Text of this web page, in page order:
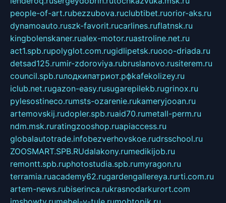
people-of-art.rubezzubova.ruclubtibet.ruorior-aks.ru
dynamoauto.ruszk-favorit.rucarlines.ruflatnsk.ru
kingbolenskaner.rualex-motor.ruastroline.net.ru
act1.spb.rupolyglot.com.rugidlipetsk.ruooo-driada.ru
detsad125.rumir-zdoroviya.rubruslanovo.rusiterem.ru
council.spb.ruлодкипатриот.рфkafekolizey.ru
iclub.net.rugazon-easy.rusugarepilekb.rugrinox.ru
pylesostineco.rumsts-ozarenie.rukameryjooan.ru
artemovskij.rudopler.spb.ruaid70.rumetall-perm.ru
ndm.msk.ruratingzooshop.ruapiaccess.ru
globalautotrade.infobezverhovskoe.rudrsschool.ru
ZOOSMART.SPB.RUdalakony.rumedikijob.ru
remontt.spb.ruphotostudia.spb.rumyragon.ru
terramia.ruacademy62.rugardengallereya.rurti.com.ru
artem-news.rubiserinca.rukrasnodarkurort.com